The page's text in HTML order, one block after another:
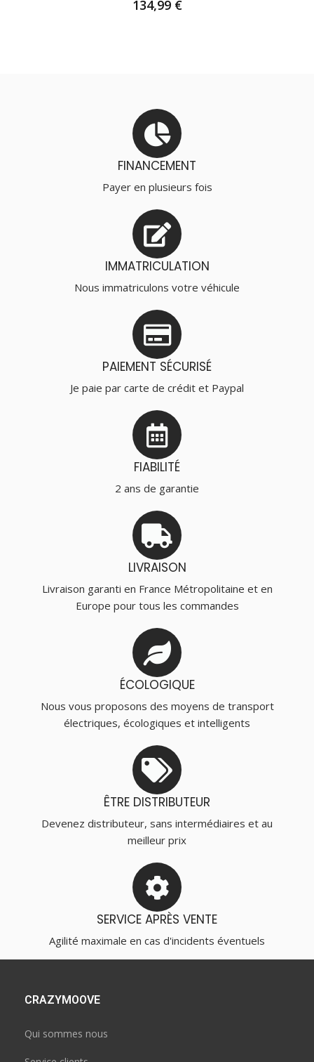
134,99 €
FINANCEMENT
Payer en plusieurs fois
IMMATRICULATION
Nous immatriculons votre véhicule
PAIEMENT SÉCURISÉ
Je paie par carte de crédit et Paypal
FIABILITÉ
2 ans de garantie
LIVRAISON
Livraison garanti en France Métropolitaine et en
Europe pour tous les commandes
ÉCOLOGIQUE
Nous vous proposons des moyens de transport
électriques, écologiques et intelligents
ÊTRE DISTRIBUTEUR
Devenez distributeur, sans intermédiaires et au
meilleur prix
SERVICE APRÈS VENTE
Agilité maximale en cas d'incidents éventuels
CRAZYMOOVE
Qui sommes nous